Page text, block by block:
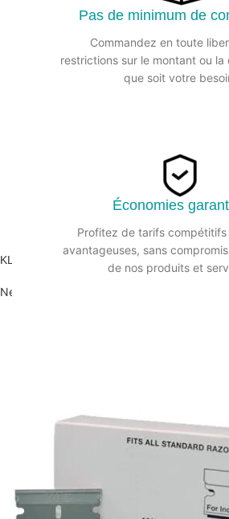
Pas de minimum de
Commandez en toute
restrictions sur le montant ou
que soit votre
Économies
Profitez de tarifs
avantageuses, sans
de nos produits et
KLEAN’VITRES Nettoyant vitres DAILYK
Nettoyant vitres